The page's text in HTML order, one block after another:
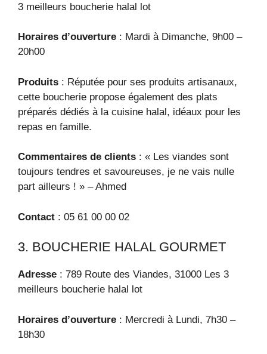
3 meilleurs boucherie halal lot
Horaires d’ouverture : Mardi à Dimanche, 9h00 –
20h00
Produits : Réputée pour ses produits artisanaux,
cette boucherie propose également des plats
préparés dédiés à la cuisine halal, idéaux pour les
repas en famille.
Commentaires de clients : « Les viandes sont
toujours tendres et savoureuses, je ne vais nulle
part ailleurs ! » – Ahmed
Contact : 05 61 00 00 02
3. BOUCHERIE HALAL GOURMET
Adresse : 789 Route des Viandes, 31000 Les 3
meilleurs boucherie halal lot
Horaires d’ouverture : Mercredi à Lundi, 7h30 –
18h30